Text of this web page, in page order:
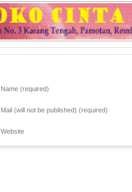
Name (required)
Mail (will not be published) (required)
Website